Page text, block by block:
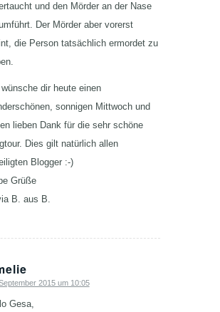
und den Mörder an der Nase
Der Mörder aber vorerst
die Person tatsächlich ermordet zu
wünsche dir heute einen
sonnigen Mittwoch und
lieben Dank für die sehr schöne
Dies gilt natürlich allen
Blogger :-)
Grüße
B. aus B.
2015 um 10:05
Gesa,